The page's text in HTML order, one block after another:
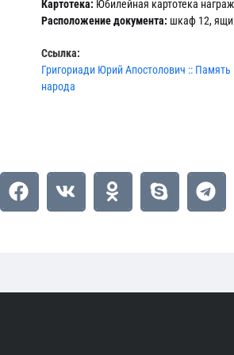
Картотека: Юбилейная картотека
Расположение документа: шкаф 12,
Ссылка:
Григориади Юрий Апостолович :: Память
народа